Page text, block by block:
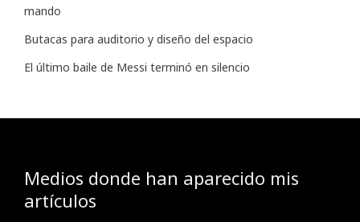
mando
Butacas para auditorio y diseño del espacio
El último baile de Messi terminó en silencio
Medios donde han aparecido mis
artículos